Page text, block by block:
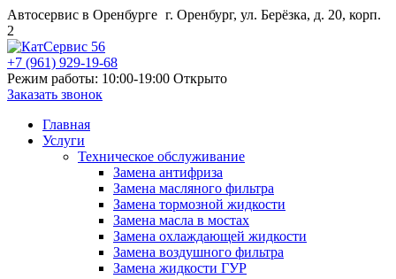
Автосервис в Оренбурге г. Оренбург, ул. Берёзка, д. 20, корп.
2
+7 (961) 929-19-68
Режим работы: 10:00-19:00 Открыто
Заказать звонок
Главная
Услуги
Техническое обслуживание
Замена антифриза
Замена масляного фильтра
Замена тормозной жидкости
Замена масла в мостах
Замена охлаждающей жидкости
Замена воздушного фильтра
Замена жидкости ГУР